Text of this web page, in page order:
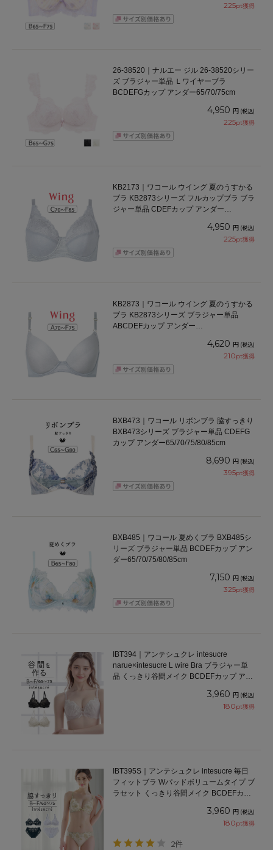
225pt獲得
26-38520｜ナルエー ジル 26-38520シリー
ズ ブラジャー単品 Ｌワイヤーブラ
BCDEFGカップ アンダー65/70/75cm
4,950 円 (税込)
225pt獲得
KB2173｜ワコール ウイング 夏のうすかる
ブラ KB2873シリーズ フルカップブラ ブラ
ジャー単品 CDEFカップ アンダー
4,950 円 (税込)
225pt獲得
KB2873｜ワコール ウイング 夏のうすかる
ブラ KB2873シリーズ ブラジャー単品
ABCDEFカップ アンダー
4,620 円 (税込)
210pt獲得
BXB473｜ワコール リボンブラ 脇すっきり
BXB473シリーズ ブラジャー単品 CDEFG
カップ アンダー65/70/75/80/85cm
8,690 円 (税込)
395pt獲得
BXB485｜ワコール 夏めくブラ BXB485シ
リーズ ブラジャー単品 BCDEFカップ アン
ダー65/70/75/80/85cm
7,150 円 (税込)
325pt獲得
IBT394｜アンテシュクレ intesucre
narue×intesucre L wire Bra ブラジャー単
品 くっきり谷間メイク BCDEFカップ アン
3,960 円 (税込)
180pt獲得
IBT395S｜アンテシュクレ intesucre 毎日
フィットブラ Wパッドボリュームタイプ ブ
ラセット くっきり谷間メイク BCDEFカッ
3,960 円 (税込)
180pt獲得
2件